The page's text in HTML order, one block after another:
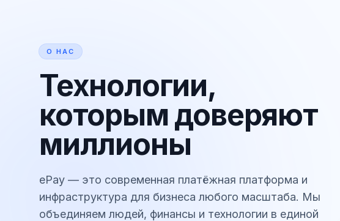
О НАС
Технологии,
которым доверяют
миллионы
ePay — это современная платёжная платформа и
инфраструктура для бизнеса любого масштаба. Мы
объединяем людей, финансы и технологии в единой